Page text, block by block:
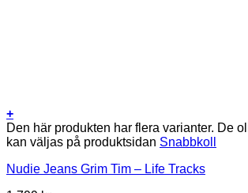
+
Den här produkten har flera varianter. De
kan väljas på produktsidan Snabbkoll
Nudie Jeans Grim Tim – Life Tracks